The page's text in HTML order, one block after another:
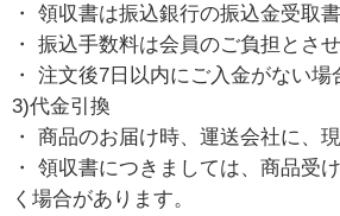
・ 領収書は振込銀行の振込金受取
・ 振込手数料は会員のご負担とさ
・ 注文後7日以内にご入金がない
3)代金引換
・ 商品のお届け時、運送会社に、
・ 領収書につきましては、商品受
く場合があります。